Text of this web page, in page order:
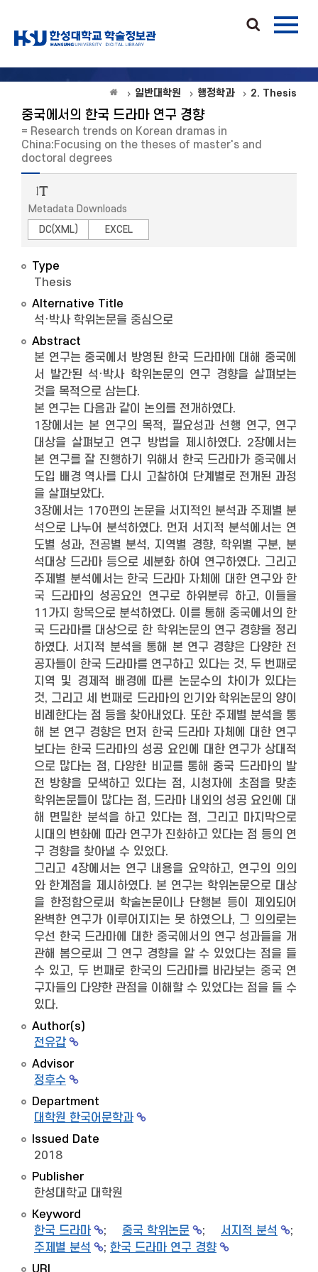
일반대학원 행정학과 2. Thesis
중국에서의 한국 드라마 연구 경향
= Research trends on Korean dramas in
China:Focusing on the theses of master's and
doctoral degrees
Metadata Downloads
DC(XML)
EXCEL
Type
Thesis
Alternative Title
석·박사 학위논문을 중심으로
Abstract
본 연구는 중국에서 방영된 한국 드라마에 대해 중국에
서 발간된 석·박사 학위논문의 연구 경향을 살펴보는
것을 목적으로 삼는다.
본 연구는 다음과 같이 논의를 전개하였다.
1장에서는 본 연구의 목적, 필요성과 선행 연구, 연구
대상을 살펴보고 연구 방법을 제시하였다. 2장에서는
본 연구를 잘 진행하기 위해서 한국 드라마가 중국에서
도입 배경 역사를 다시 고찰하여 단계별로 전개된 과정
을 살펴보았다.
3장에서는 170편의 논문을 서지적인 분석과 주제별 분
석으로 나누어 분석하였다. 먼저 서지적 분석에서는 연
도별 성과, 전공별 분석, 지역별 경향, 학위별 구분, 분
석대상 드라마 등으로 세분화 하여 연구하였다. 그리고
주제별 분석에서는 한국 드라마 자체에 대한 연구와 한
국 드라마의 성공요인 연구로 하위분류 하고, 이들을
11가지 항목으로 분석하였다. 이를 통해 중국에서의 한
국 드라마를 대상으로 한 학위논문의 연구 경향을 정리
하였다. 서지적 분석을 통해 본 연구 경향은 다양한 전
공자들이 한국 드라마를 연구하고 있다는 것, 두 번째로
지역 및 경제적 배경에 따른 논문수의 차이가 있다는
것, 그리고 세 번째로 드라마의 인기와 학위논문의 양이
비례한다는 점 등을 찾아내었다. 또한 주제별 분석을 통
해 본 연구 경향은 먼저 한국 드라마 자체에 대한 연구
보다는 한국 드라마의 성공 요인에 대한 연구가 상대적
으로 많다는 점, 다양한 비교를 통해 중국 드라마의 발
전 방향을 모색하고 있다는 점, 시청자에 초점을 맞춘
학위논문들이 많다는 점, 드라마 내외의 성공 요인에 대
해 면밀한 분석을 하고 있다는 점, 그리고 마지막으로
시대의 변화에 따라 연구가 진화하고 있다는 점 등의 연
구 경향을 찾아낼 수 있었다.
그리고 4장에서는 연구 내용을 요약하고, 연구의 의의
와 한계점을 제시하였다. 본 연구는 학위논문으로 대상
을 한정함으로써 학술논문이나 단행본 등이 제외되어
완벽한 연구가 이루어지지는 못 하였으나, 그 의의로는
우선 한국 드라마에 대한 중국에서의 연구 성과들을 개
관해 봄으로써 그 연구 경향을 알 수 있었다는 점을 들
수 있고, 두 번째로 한국의 드라마를 바라보는 중국 연
구자들의 다양한 관점을 이해할 수 있었다는 점을 들 수
있다.
Author(s)
전유갑
Advisor
정후수
Department
대학원 한국어문학과
Issued Date
2018
Publisher
한성대학교 대학원
Keyword
한국 드라마
; 중국 학위논문 ; 서지적 분석
;
주제별 분석
; 한국 드라마 연구 경향
URI